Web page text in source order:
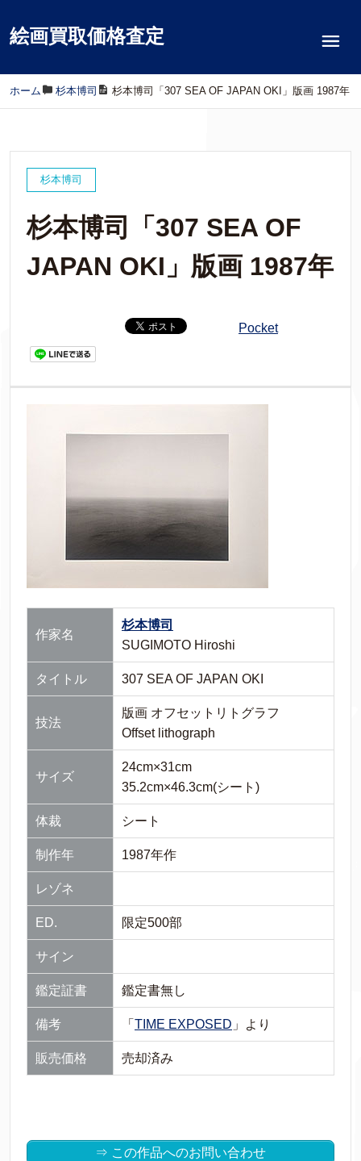
絵画買取価格査定
ホーム / 杉本博司 / 杉本博司「307 SEA OF JAPAN OKI」版画 1987年
杉本博司
杉本博司「307 SEA OF
JAPAN OKI」版画 1987年
Pocket
作家名
杉本博司
SUGIMOTO Hiroshi
タイトル 307 SEA OF JAPAN OKI
技法
版画 オフセットリトグラフ
Offset lithograph
サイズ
24cm×31cm
35.2cm×46.3cm(シート)
体裁 シート
制作年 1987年作
レゾネ
ED. 限定500部
サイン
鑑定証書 鑑定書無し
備考 「 TIME EXPOSED 」より
販売価格 売却済み
⇒ この作品へのお問い合わせ